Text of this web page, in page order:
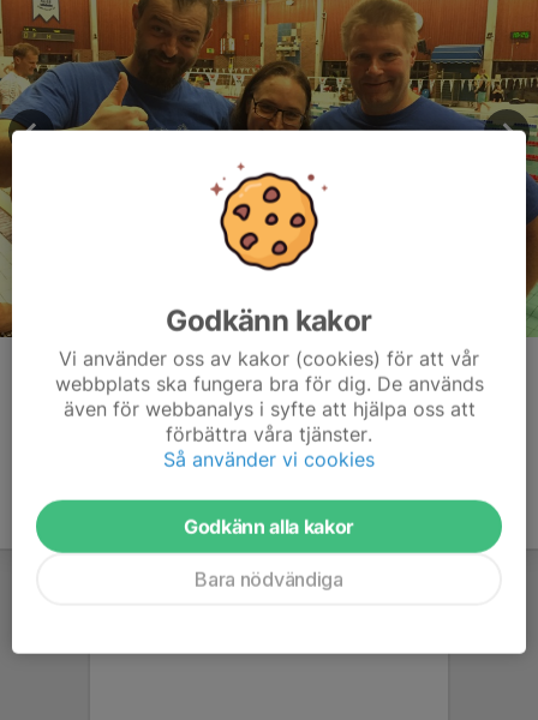
Kommentarer
Godkänn kakor
Vi använder oss av kakor (cookies) för att vår
webbplats ska fungera bra för dig. De används
även för webbanalys i syfte att hjälpa oss att
förbättra våra tjänster.
Så använder vi cookies
Godkänn alla kakor
Bara nödvändiga